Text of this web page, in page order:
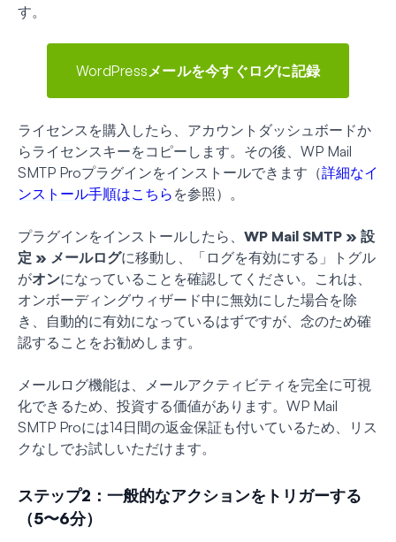
す。
WordPressメールを今すぐログに記録
ライセンスを購入したら、アカウントダッシュボードか
らライセンスキーをコピーします。その後、WP Mail
SMTP Proプラグインをインストールできます（詳細なイ
ンストール手順はこちら を参照）。
プラグインをインストールしたら、 WP Mail SMTP » 設
定 » メールログに移動し、「ログを有効にする」トグル
がオンになっていることを確認してください。これは、
オンボーディングウィザード中に無効にした場合を除
き、自動的に有効になっているはずですが、念のため確
認することをお勧めします。
メールログ機能は、メールアクティビティを完全に可視
化できるため、投資する価値があります。WP Mail
SMTP Proには14日間の返金保証も付いているため、リス
クなしでお試しいただけます。
ステップ2：一般的なアクションをトリガーする
（5〜6分）